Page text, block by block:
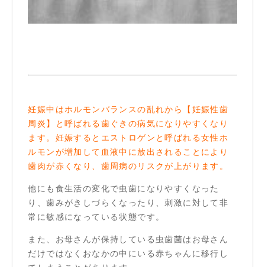
妊娠中はホルモンバランスの乱れから【妊娠性歯
周炎】と呼ばれる歯ぐきの病気になりやすくなり
ます。妊娠すると エストロゲン と呼ばれる女性ホ
ルモンが増加して血液中に放出されることにより
歯肉が赤くなり、歯周病のリスクが上がります。
他にも食生活の変化で虫歯になりやすくなった
り、歯みがきしづらくなったり、刺激に対して非
常に敏感になっている状態です。
また、お母さんが保持している虫歯菌はお母さん
だけではなくおなかの中にいる赤ちゃんに移行し